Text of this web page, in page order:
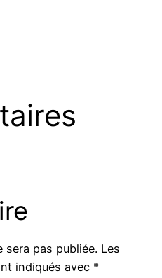
sera pas publiée. Les
indiqués avec *